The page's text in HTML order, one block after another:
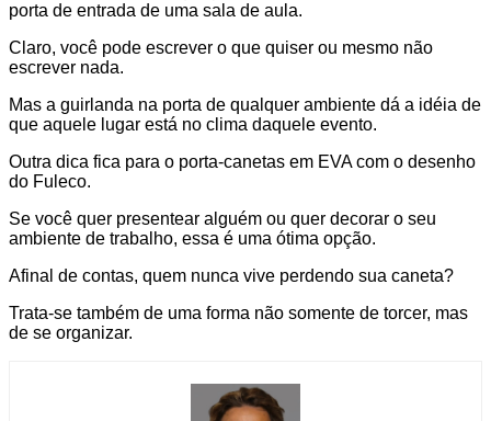
porta de entrada de uma sala de aula.
Claro, você pode escrever o que quiser ou mesmo não
escrever nada.
Mas a guirlanda na porta de qualquer ambiente dá a idéia de
que aquele lugar está no clima daquele evento.
Outra dica fica para o porta-canetas em EVA com o desenho
do Fuleco.
Se você quer presentear alguém ou quer decorar o seu
ambiente de trabalho, essa é uma ótima opção.
Afinal de contas, quem nunca vive perdendo sua caneta?
Trata-se também de uma forma não somente de torcer, mas
de se organizar.